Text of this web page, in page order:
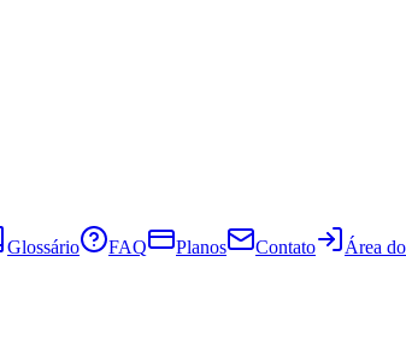
Glossário FAQ Planos Contato Área